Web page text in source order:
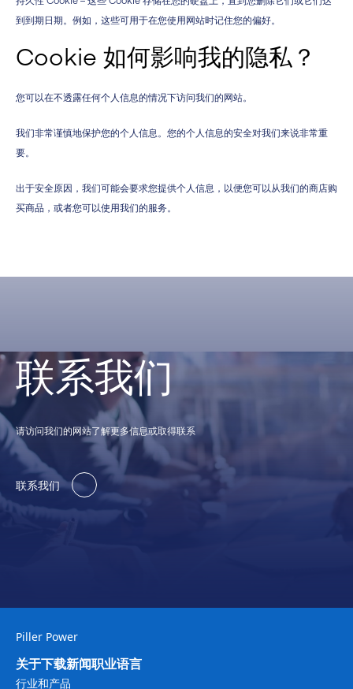
到到期日期。例如，这些可用于在您使用网站时记住您的偏好。
Cookie 如何影响我的隐私？
您可以在不透露任何个人信息的情况下访问我们的网站。
我们非常谨慎地保护您的个人信息。您的个人信息的安全对我们来说非常重
要。
出于安全原因，我们可能会要求您提供个人信息，以便您可以从我们的商店购
买商品，或者您可以使用我们的服务。
联系我们
请访问我们的网站了解更多信息或取得联系
联系我们
Piller Power
关于下载新闻职业语言
行业和产品